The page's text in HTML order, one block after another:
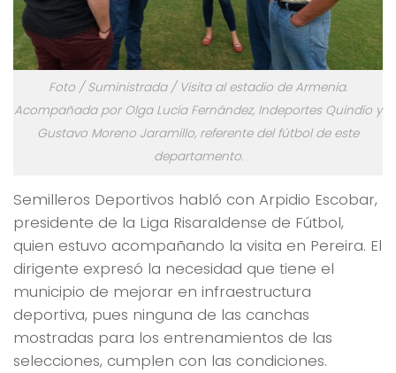
Foto / Suministrada / Visita al estadio de Armenia.
Acompañada por Olga Lucía Fernández, Indeportes Quindío y
Gustavo Moreno Jaramillo, referente del fútbol de este
departamento.
Semilleros Deportivos habló con Arpidio Escobar,
presidente de la Liga Risaraldense de Fútbol,
quien estuvo acompañando la visita en Pereira. El
dirigente expresó la necesidad que tiene el
municipio de mejorar en infraestructura
deportiva, pues ninguna de las canchas
mostradas para los entrenamientos de las
selecciones, cumplen con las condiciones.